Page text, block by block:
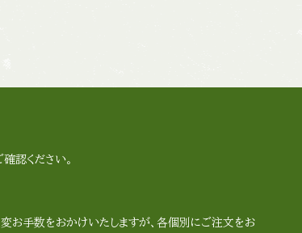
認ください。
お手数をおかけいたしますが、各個別にご注文をお